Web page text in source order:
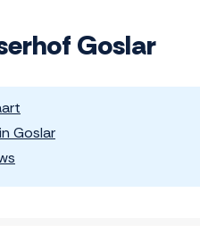
Goslar
Goslar